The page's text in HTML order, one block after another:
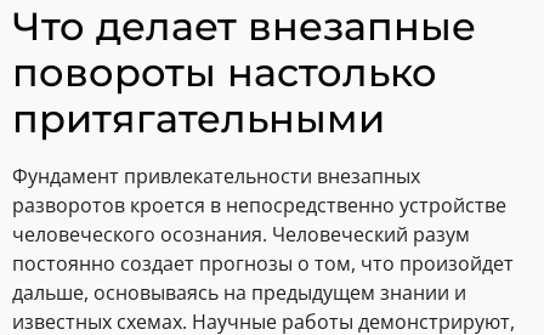
Что делает внезапные
повороты настолько
притягательными
Фундамент привлекательности внезапных
разворотов кроется в непосредственно устройстве
человеческого осознания. Человеческий разум
постоянно создает прогнозы о том, что произойдет
дальше, основываясь на предыдущем знании и
известных схемах. Научные работы демонстрируют,